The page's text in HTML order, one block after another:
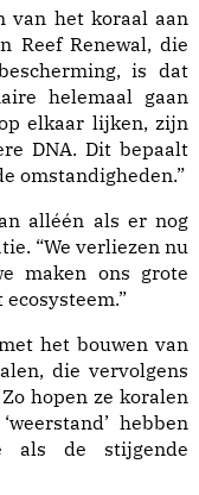
van het koraal aan
Reef Renewal, die
is dat
helemaal gaan
elkaar lijken, zijn
DNA. Dit bepaalt
omstandigheden.”
alléén als er nog
“We verliezen nu
maken ons grote
het bouwen van
die vervolgens
hopen ze koralen
hebben
als de stijgende